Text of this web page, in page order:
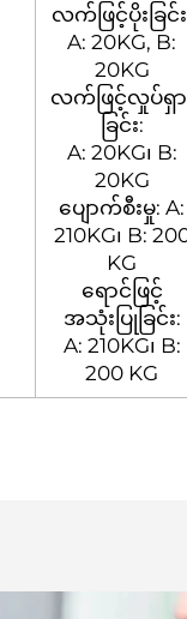
လက်ဖြင့်ပိုးခြင်
A: 20KG, B:
20KG
လက်ဖြင့်လှုပ်ရှာ
ခြင်း:
A: 20KG၊ B:
20KG
ပျောက်စီးမှု: A:
210KG၊ B:
KG
ရောင်ဖြင့်
အသုံးပြုခြင်း:
A: 210KG၊ B:
200 KG